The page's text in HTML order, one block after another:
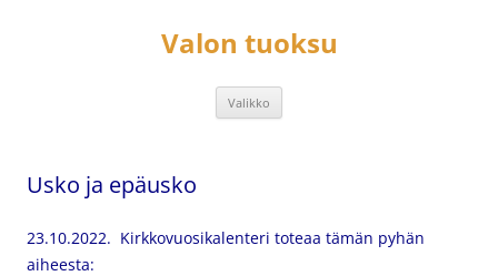
Valon tuoksu
Valikko
Usko ja epäusko
23.10.2022. Kirkkovuosikalenteri toteaa tämän pyhän
aiheesta: